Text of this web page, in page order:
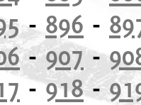
- 896 -
-907-
-918-